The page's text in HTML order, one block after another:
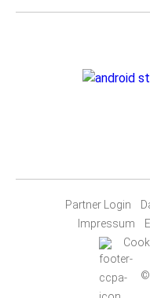
Partner Login
Impressum
©